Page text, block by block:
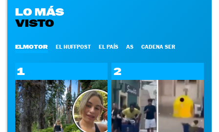
LO MÁS
VISTO
ELMOTOR EL HUFFPOST EL PAÍS AS CADENA SER
1 2